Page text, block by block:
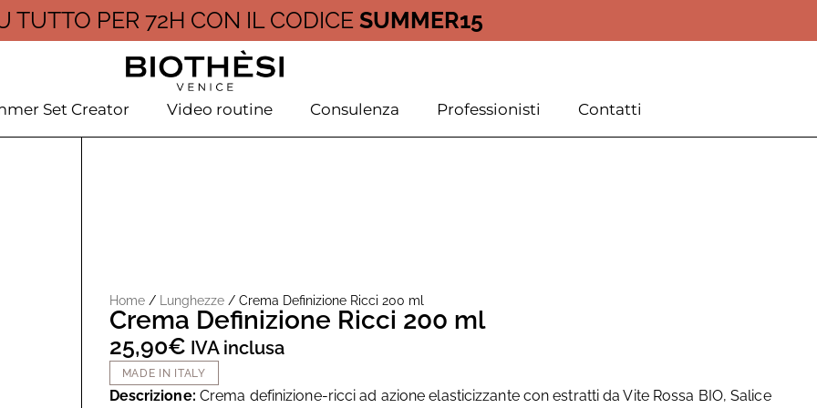
TUTTO PER 72H CON IL CODICE SUMMER15
Set Creator Video routine Consulenza Professionisti Contatti
Home/ Lunghezze/ Crema Definizione Ricci 200 ml
Crema Definizione Ricci 200 ml
25,90€ IVA inclusa
MADE IN ITALY
Descrizione: Crema definizione-ricci ad azione elasticizzante con estratti da Vite Rossa BIO, Salice